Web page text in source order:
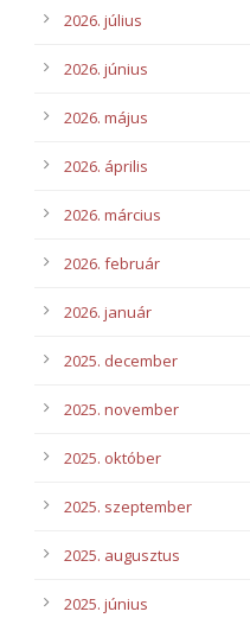
2026. július
2026. június
2026. május
2026. április
2026. március
2026. február
2026. január
2025. december
2025. november
2025. október
2025. szeptember
2025. augusztus
2025. június